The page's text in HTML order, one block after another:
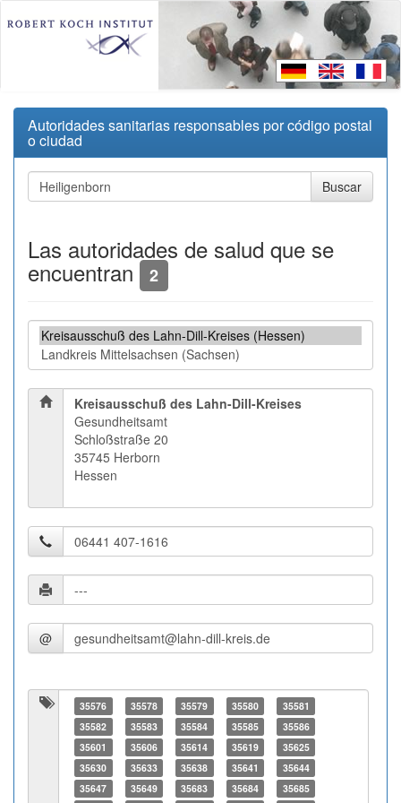
Autoridades sanitarias responsables por código postal
o ciudad
Las autoridades de salud que se
encuentran 2
Kreisausschuß des Lahn-Dill-Kreises
Gesundheitsamt
Schloßstraße 20
35745 Herborn
Hessen
@
35576 35578 35579 35580
35581
35582
35583 35584 35585
35586
35601
35606 35614 35619
35625
35630
35633 35638 35641
35644
35647
35649 35683 35684
35685